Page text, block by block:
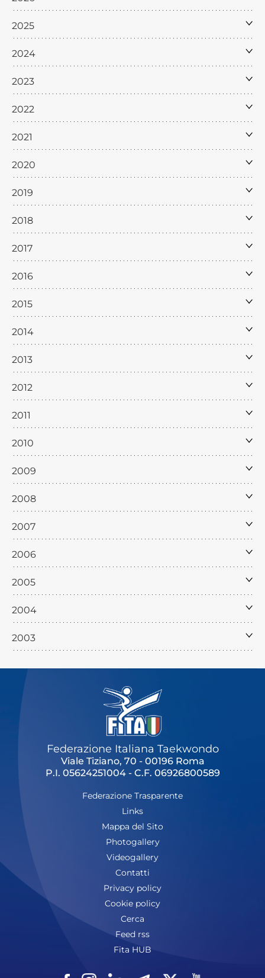
2025
2024
2023
2022
2021
2020
2019
2018
2017
2016
2015
2014
2013
2012
2011
2010
2009
2008
2007
2006
2005
2004
2003
Federazione Italiana Taekwondo
Viale Tiziano, 70 - 00196 Roma
P.I. 05624251004 - C.F. 06926800589
Federazione Trasparente
Links
Mappa del Sito
Photogallery
Videogallery
Contatti
Privacy policy
Cookie policy
Cerca
Feed rss
Fita HUB